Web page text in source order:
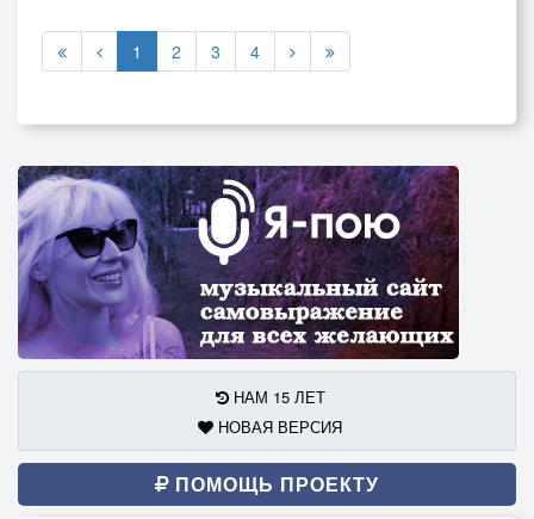
1 2 3 4
НАМ 15 ЛЕТ
НОВАЯ ВЕРСИЯ
ПОМОЩЬ ПРОЕКТУ